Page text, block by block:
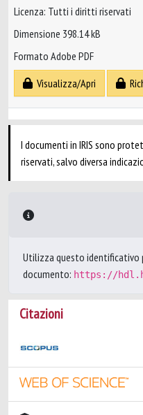
Licenza: Tutti i diritti riservati
Dimensione 398.14 kB
Formato Adobe PDF
Visualizza/Apri
I documenti in IRIS sono
riservati, salvo diversa
Utilizza questo identificativo
documento: https://
Citazioni